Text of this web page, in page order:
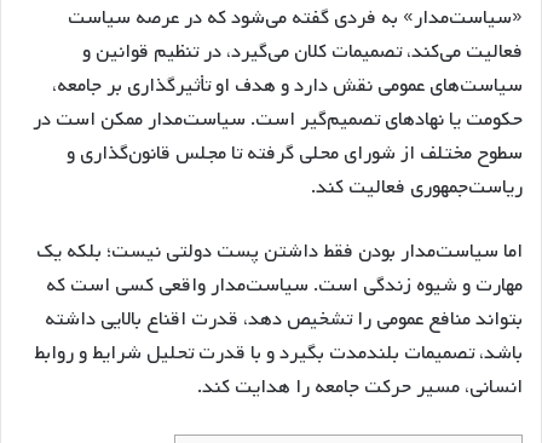
«سیاست‌مدار» به فردی گفته می‌شود که در عرصه سیاست
فعالیت می‌کند، تصمیمات کلان می‌گیرد، در تنظیم قوانین و
سیاست‌های عمومی نقش دارد و هدف او تأثیرگذاری بر جامعه،
حکومت یا نهادهای تصمیم‌گیر است. سیاست‌مدار ممکن است در
سطوح مختلف از شورای محلی گرفته تا مجلس قانون‌گذاری و
ریاست‌جمهوری فعالیت کند.
اما سیاست‌مدار بودن فقط داشتن پست دولتی نیست؛ بلکه یک
مهارت و شیوه زندگی است. سیاست‌مدار واقعی کسی است که
بتواند منافع عمومی را تشخیص دهد، قدرت اقناع بالایی داشته
باشد، تصمیمات بلندمدت بگیرد و با قدرت تحلیل شرایط و روابط
انسانی، مسیر حرکت جامعه را هدایت کند.